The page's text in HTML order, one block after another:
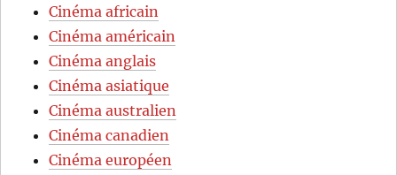
Cinéma africain
Cinéma américain
Cinéma anglais
Cinéma asiatique
Cinéma australien
Cinéma canadien
Cinéma européen